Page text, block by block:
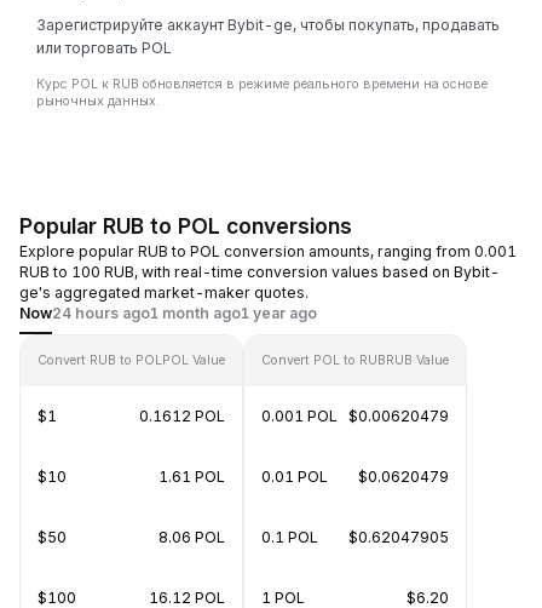
Зарегистрируйте аккаунт Bybit-ge, чтобы покупать, продавать
или торговать POL
Курс POL к RUB обновляется в режиме реального времени на основе
рыночных данных.
Popular RUB to POL conversions
Explore popular RUB to POL conversion amounts, ranging from 0.001
RUB to 100 RUB, with real-time conversion values based on Bybit-
ge's aggregated market-maker quotes.
Now24 hours ago1 month ago1 year ago
Convert RUB to POLPOL Value
$1 0.1612 POL
$10 1.61 POL
$50 8.06 POL
$100 16.12 POL
Convert POL to RUBRUB Value
0.001 POL $0.00620479
0.01 POL $0.0620479
0.1 POL $0.62047905
1 POL $6.20